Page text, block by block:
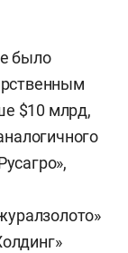
было
$10 млрд,